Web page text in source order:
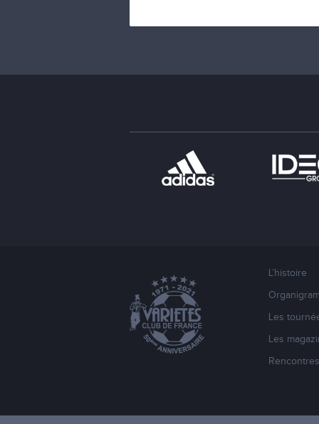
L’histoire
Les
Les
Rencontres